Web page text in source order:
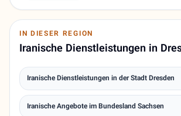
IN DIESER REGION
Iranische Dienstleistungen in
Iranische Dienstleistungen in der Stadt Dresden
Iranische Angebote im Bundesland Sachsen